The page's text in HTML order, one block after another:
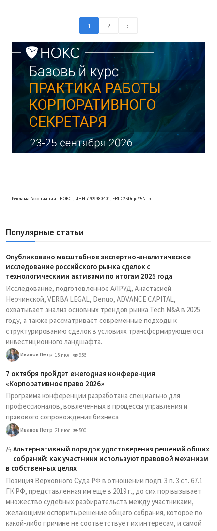
1 2 ›
Реклама Ассоциации "НОКС", ИНН 7709980401, ERID:2SDnjdY5NTb
Популярные статьи
Опубликовано масштабное экспертно-аналитическое
исследование российского рынка сделок с
технологическими активами по итогам 2025 года
Исследование, подготовленное АЛРУД, Анастасией
Нерчинской, VERBA LEGAL, Denuo, ADVANCE CAPITAL,
охватывает анализ основных трендов рынка Tech M&A в 2025
году, а также рассматривает современные подходы к
структурированию сделок в условиях трансформирующегося
инвестиционного ландшафта.
Иванов Петр 13 июл 956
7 октября пройдет ежегодная конференция
«Корпоративное право 2026»
Программа конференции разработана специально для
профессионалов, вовлеченных в процессы управления и
правового сопровождения бизнеса
Иванов Петр 21 июл 500
Альтернативный порядок удостоверения решений общих
собраний: как участники используют правовой механизм
в собственных целях
Позиция Верховного Суда РФ в отношении подп. 3 п. 3 ст. 67.1
ГК РФ, представленная им еще в 2019 г., до сих пор вызывает
множество судебных разбирательств между участниками,
желающими оспорить решение общего собрания, которое по
какой-либо причине не соответствует их интересам, и самой